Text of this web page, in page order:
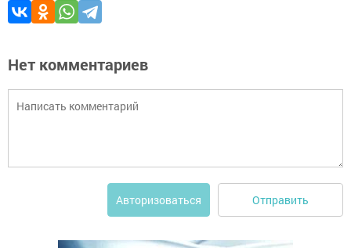
Нет комментариев
Авторизоваться Отправить